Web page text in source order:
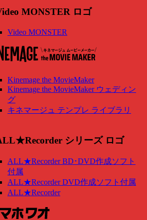
Video MONSTER
Kinemage the MovieMaker
Kinemage the MovieMaker ウェディン
グ
キネマージュ テンプレ ライブラリ
ALL★Recorder BD･DVD作成ソフト
付属
ALL★Recorder DVD作成ソフト付属
ALL★Recorder